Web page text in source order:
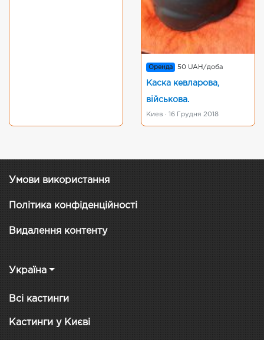
Оренда 50 UAH/доба
Каска кевларова,
військова.
Киев · 16 Грудня 2018
Умови використання
Політика конфіденційності
Видалення контенту
Україна
Всі кастинги
Кастинги у Києві